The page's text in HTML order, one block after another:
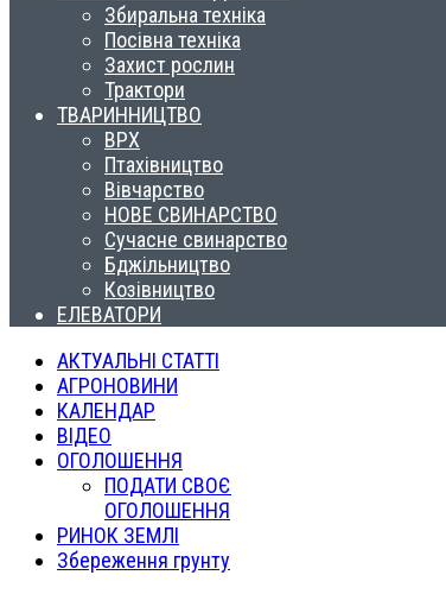
Збиральна техніка
Посівна техніка
Захист рослин
Трактори
ТВАРИННИЦТВО
ВРХ
Птахівництво
Вівчарство
НОВЕ СВИНАРСТВО
Сучасне свинарство
Бджільництво
Козівництво
ЕЛЕВАТОРИ
АКТУАЛЬНІ СТАТТІ
АГРОНОВИНИ
КАЛЕНДАР
ВІДЕО
ОГОЛОШЕННЯ
ПОДАТИ СВОЄ
ОГОЛОШЕННЯ
РИНОК ЗЕМЛІ
Збереження грунту